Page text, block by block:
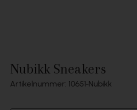
Nubikk Sneakers
Artikelnummer: 10651 Nubikk